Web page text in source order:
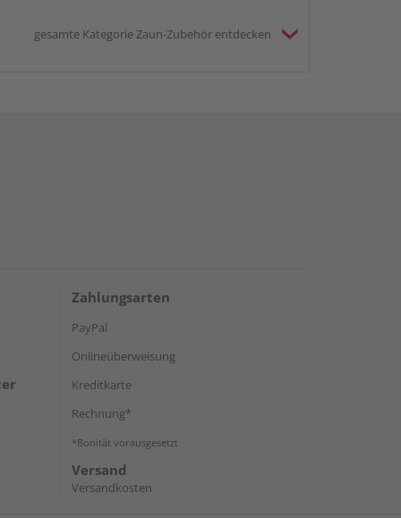
gesamte Kategorie Zaun-Zubehör entdecken
Zahlungsarten
PayPal
Onlineüberweisung
Kreditkarte
Rechnung*
*Bonität vorausgesetzt
Versand
Versandkosten